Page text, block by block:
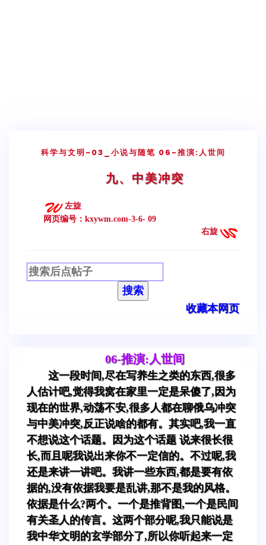
科学与文明-03_小说与随笔 06-推演:人世间
九、中美冲突
左旋
网页编号：kxywm.com-3-6- 09
右旋
搜索
收藏本网页
06-推演:人世间
这一段时间,尽在写养生之类的东西,很多
人估计吧,觉得我窝在家里一定是呆傻了,因为
现在的世界,动荡不安,很多人都在聊俄乌冲突
与中美冲突,反正说啥的都有。其实吧,我一直
不想说这个话题。因为这个话题 说来很长很
长,而且呢我说出来你不一定信的。不过呢,我
还是来讲一讲吧。我讲一些东西,都是要有依
据的,没有依据我要是乱讲,那不是我的风格。
依据是什么?两个。一个是推背图,一个是民间
有关圣人的传言。这两个部分呢,我只能说是
我中华文明的玄学部分了,所以你听起来一定